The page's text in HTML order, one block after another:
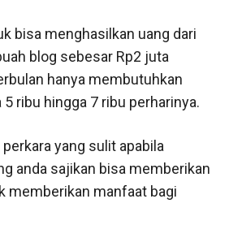
bisa menghasilkan uang dari
blog sebesar Rp2 juta
hanya membutuhkan
ribu hingga 7 ribu perharinya.
yang sulit apabila
anda sajikan bisa memberikan
memberikan manfaat bagi